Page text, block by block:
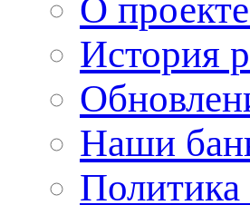
О
История
Наши
Политика